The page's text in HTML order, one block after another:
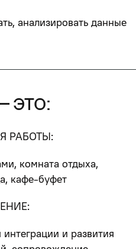
анализировать данные
это:
РАБОТЫ:
комната отдыха,
кафе-буфет
и развития